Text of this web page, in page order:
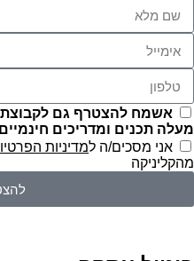
אשמח להצטרף גם
מעלה תכנים ומדריכים חינמיים
אני מסכים/ה למדיניות
מהקליניקה